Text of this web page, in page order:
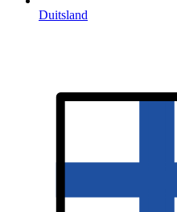
Duitsland